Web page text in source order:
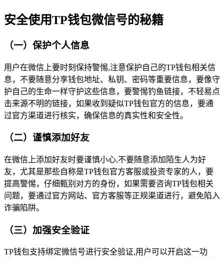
安全使用TP钱包微信号的秘籍
（一）保护个人信息
用户在微信上要时刻保持警惕,注意保护自己的TP钱包相关信
息，不要随意分享钱包地址、私钥、密码等重要信息，要像守
护自己的生命一样守护这些信息，要警惕钓鱼链接，不轻易点
击来源不明的链接，如果收到疑似TP钱包官方的信息，要通
过官方渠道进行核实，确保信息的真实性和安全性。
（二）谨慎添加好友
在微信上添加好友时要谨慎小心,不要随意添加陌生人为好
友，尤其是那些自称是TP钱包官方客服或投资专家的人，要
提高警惕，仔细甄别对方的身份，如果需要咨询TP钱包相关
问题，要通过官方网站、官方客服等正规渠道进行，避免陷入
诈骗陷阱。
（三）加强安全验证
TP钱包支持绑定微信号进行安全验证,用户可以开启这一功